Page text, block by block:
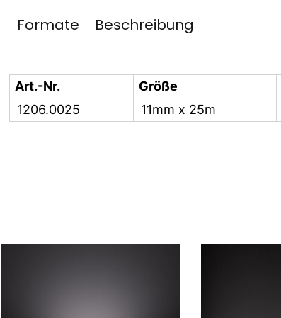
Formate Beschreibung
Art.-Nr. Größe
1206.0025
11mm x 25m